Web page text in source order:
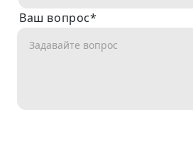
Ваш вопрос*